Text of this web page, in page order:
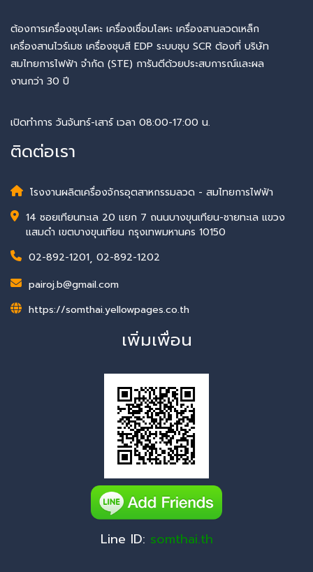
ต้องการเครื่องชุบโลหะ เครื่องเชื่อมโลหะ เครื่องสานลวดเหล็ก
เครื่องสานไวร์เมช เครื่องชุบสี EDP ระบบชุบ SCR ต้องที่ บริษัท
สมไทยการไฟฟ้า จำกัด (STE) การันตีด้วยประสบการณ์และผล
งานกว่า 30 ปี
เปิดทำการ วันจันทร์-เสาร์ เวลา 08:00-17:00 น.
ติดต่อเรา
โรงงานผลิตเครื่องจักรอุตสาหกรรมลวด - สมไทยการไฟฟ้า
14 ซอยเทียนทะเล 20 แยก 7 ถนนบางขุนเทียน-ชายทะเล แขวง
แสมดำ เขตบางขุนเทียน กรุงเทพมหานคร 10150
02-892-1201, 02-892-1202
pairoj.b@gmail.com
https://somthai.yellowpages.co.th
เพิ่มเพื่อน
Line ID: somthai.th